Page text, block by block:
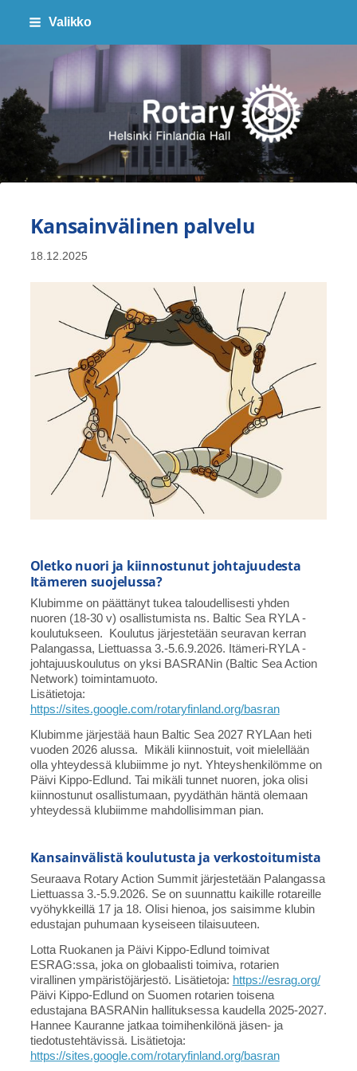
Siirry
sivun
sisältöön
Valikko
Finlandia Hall Rotaryklubi ry
Kansainvälinen palvelu
18.12.2025
Oletko nuori ja kiinnostunut johtajuudesta
Itämeren suojelussa?
Klubimme on päättänyt tukea taloudellisesti yhden
nuoren (18-30 v) osallistumista ns. Baltic Sea RYLA -
koulutukseen. Koulutus järjestetään seuravan kerran
Palangassa, Liettuassa 3.-5.6.9.2026. Itämeri-RYLA -
johtajuuskoulutus on yksi BASRANin (Baltic Sea Action
Network) toimintamuoto.
Lisätietoja:
https://sites.google.com/rotaryfinland.org/basran
Klubimme järjestää haun Baltic Sea 2027 RYLAan heti
vuoden 2026 alussa. Mikäli kiinnostuit, voit mielellään
olla yhteydessä klubiimme jo nyt. Yhteyshenkilömme on
Päivi Kippo-Edlund. Tai mikäli tunnet nuoren, joka olisi
kiinnostunut osallistumaan, pyydäthän häntä olemaan
yhteydessä klubiimme mahdollisimman pian.
Kansainvälistä koulutusta ja verkostoitumista
Seuraava Rotary Action Summit järjestetään Palangassa
Liettuassa 3.-5.9.2026. Se on suunnattu kaikille rotareille
vyöhykkeillä 17 ja 18. Olisi hienoa, jos saisimme klubin
edustajan puhumaan kyseiseen tilaisuuteen.
Lotta Ruokanen ja Päivi Kippo-Edlund toimivat
ESRAG:ssa, joka on globaalisti toimiva, rotarien
virallinen ympäristöjärjestö. Lisätietoja: https://esrag.org/
Päivi Kippo-Edlund on Suomen rotarien toisena
edustajana BASRANin hallituksessa kaudella 2025-2027.
Hannee Kauranne jatkaa toimihenkilönä jäsen- ja
tiedotustehtävissä. Lisätietoja:
https://sites.google.com/rotaryfinland.org/basran